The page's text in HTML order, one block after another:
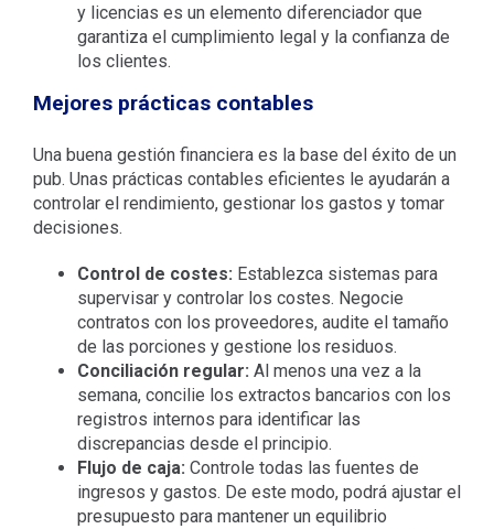
y licencias es un elemento diferenciador que
garantiza el cumplimiento legal y la confianza de
los clientes.
Mejores prácticas contables
Una buena gestión financiera es la base del éxito de un
pub. Unas prácticas contables eficientes le ayudarán a
controlar el rendimiento, gestionar los gastos y tomar
decisiones.
Control de costes: Establezca sistemas para
supervisar y controlar los costes. Negocie
contratos con los proveedores, audite el tamaño
de las porciones y gestione los residuos.
Conciliación regular: Al menos una vez a la
semana, concilie los extractos bancarios con los
registros internos para identificar las
discrepancias desde el principio.
Flujo de caja: Controle todas las fuentes de
ingresos y gastos. De este modo, podrá ajustar el
presupuesto para mantener un equilibrio